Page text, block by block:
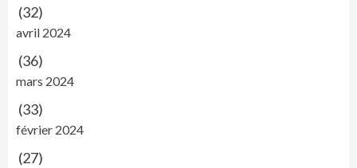
(32)
avril 2024
(36)
mars 2024
(33)
février 2024
(27)